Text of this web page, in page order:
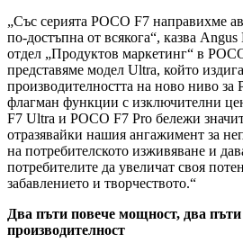
„Със серията POCO F7 направихме
по-достъпна от всякога“, казва
отдел „Продуктов маркетинг“ в
представяме модел Ultra, който
производителността на ново ниво за
флагман функции с изключителни
F7 Ultra и POCO F7 Pro бележи
отразявайки нашия ангажимент за
на потребителското изживяване и
потребителите да увеличат своя
забавлението и творчеството.“
Два пъти повече мощност, два пъти
производителност